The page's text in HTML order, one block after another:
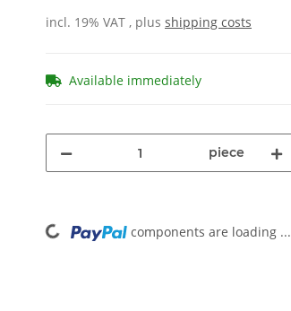
incl. 19% VAT , plus shipping costs
Available immediately
piece
Loading... components are loading ...